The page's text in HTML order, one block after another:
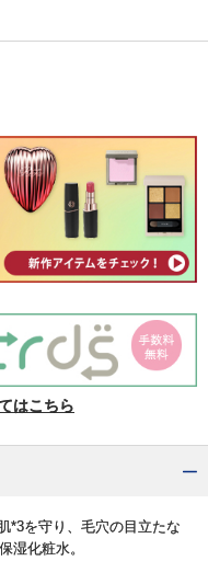
はこちら
*3を守り、毛穴の目立たな
湿化粧水。